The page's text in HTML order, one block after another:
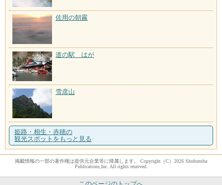
佐用の朝霧
道の駅 はが
雪彦山
姫路・相生・赤穂の
観光スポットをもっと見る
掲載情報の一部の著作権は提供元企業等に帰属します。 Copyright（C）2026 Shobunsha
Publications,Inc. All rights reserved.